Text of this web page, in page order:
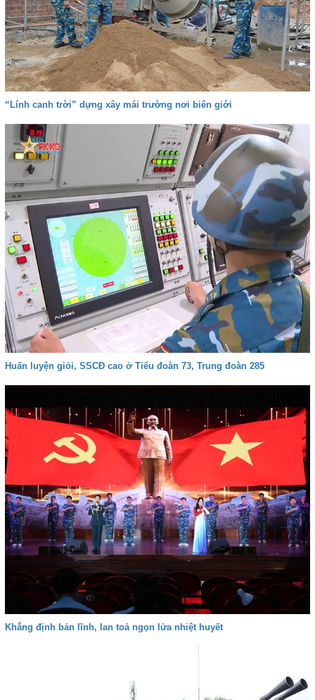
“Lính canh trời” dựng xây mái trường nơi biên giới
Huấn luyện giỏi, SSCĐ cao ở Tiểu đoàn 73, Trung đoàn 285
Khẳng định bản lĩnh, lan toả ngọn lửa nhiệt huyết